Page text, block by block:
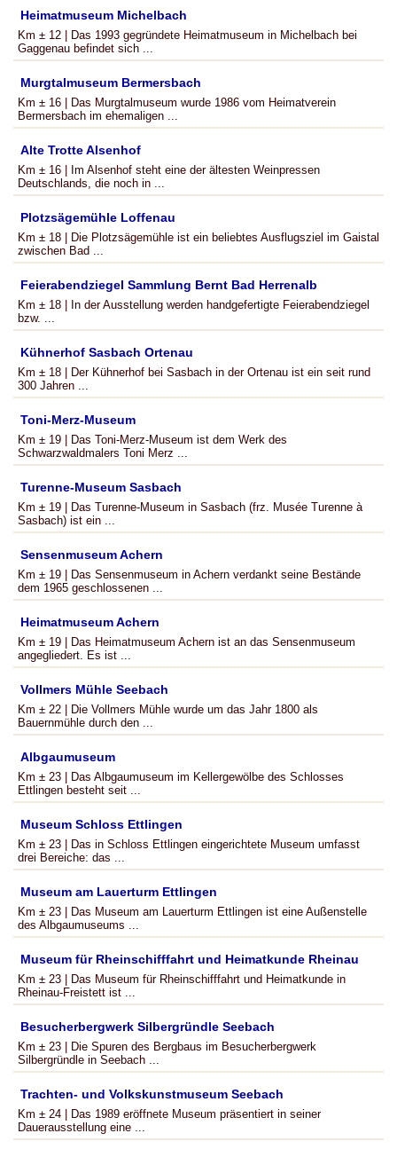
Heimatmuseum Michelbach
Km ± 12 | Das 1993 gegründete Heimatmuseum in Michelbach bei
Gaggenau befindet sich ...
Murgtalmuseum Bermersbach
Km ± 16 | Das Murgtalmuseum wurde 1986 vom Heimatverein
Bermersbach im ehemaligen ...
Alte Trotte Alsenhof
Km ± 16 | Im Alsenhof steht eine der ältesten Weinpressen
Deutschlands, die noch in ...
Plotzsägemühle Loffenau
Km ± 18 | Die Plotzsägemühle ist ein beliebtes Ausflugsziel im Gaistal
zwischen Bad ...
Feierabendziegel Sammlung Bernt Bad Herrenalb
Km ± 18 | In der Ausstellung werden handgefertigte Feierabendziegel
bzw. ...
Kühnerhof Sasbach Ortenau
Km ± 18 | Der Kühnerhof bei Sasbach in der Ortenau ist ein seit rund
300 Jahren ...
Toni-Merz-Museum
Km ± 19 | Das Toni-Merz-Museum ist dem Werk des
Schwarzwaldmalers Toni Merz ...
Turenne-Museum Sasbach
Km ± 19 | Das Turenne-Museum in Sasbach (frz. Musée Turenne à
Sasbach) ist ein ...
Sensenmuseum Achern
Km ± 19 | Das Sensenmuseum in Achern verdankt seine Bestände
dem 1965 geschlossenen ...
Heimatmuseum Achern
Km ± 19 | Das Heimatmuseum Achern ist an das Sensenmuseum
angegliedert. Es ist ...
Vollmers Mühle Seebach
Km ± 22 | Die Vollmers Mühle wurde um das Jahr 1800 als
Bauernmühle durch den ...
Albgaumuseum
Km ± 23 | Das Albgaumuseum im Kellergewölbe des Schlosses
Ettlingen besteht seit ...
Museum Schloss Ettlingen
Km ± 23 | Das in Schloss Ettlingen eingerichtete Museum umfasst
drei Bereiche: das ...
Museum am Lauerturm Ettlingen
Km ± 23 | Das Museum am Lauerturm Ettlingen ist eine Außenstelle
des Albgaumuseums ...
Museum für Rheinschifffahrt und Heimatkunde Rheinau
Km ± 23 | Das Museum für Rheinschifffahrt und Heimatkunde in
Rheinau-Freistett ist ...
Besucherbergwerk Silbergründle Seebach
Km ± 23 | Die Spuren des Bergbaus im Besucherbergwerk
Silbergründle in Seebach ...
Trachten- und Volkskunstmuseum Seebach
Km ± 24 | Das 1989 eröffnete Museum präsentiert in seiner
Dauerausstellung eine ...